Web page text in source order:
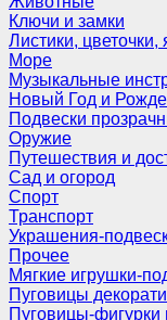
Ключи и замки
Листики, цветочки,
Море
Музыкальные
Новый Год и
Подвески
Оружие
Путешествия и
Сад и огород
Спорт
Транспорт
Украшения-
Прочее
Мягкие игрушки-
Пуговицы
Пуговицы-фигурки